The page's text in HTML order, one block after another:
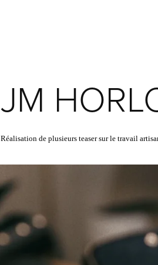
JM
Réalisation de plusieurs teaser sur le travail